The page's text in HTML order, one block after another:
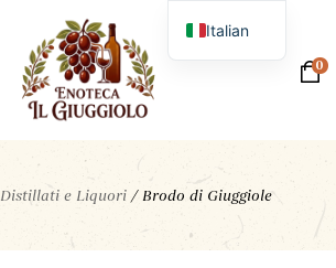
0
Distillati e Liquori /Brodo di Giuggiole
Italian